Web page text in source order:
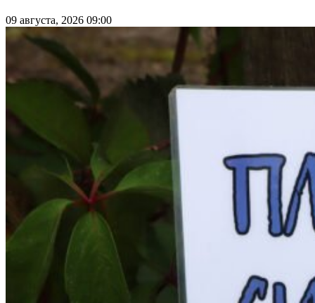
09 августа, 2026 09:00